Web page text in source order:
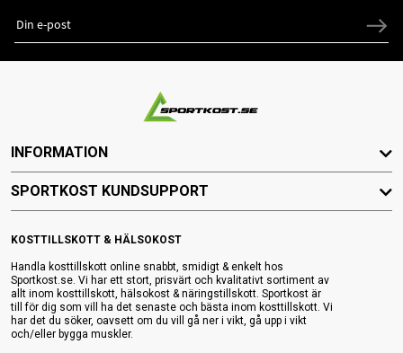
KOSTTILLSKOTT & HÄLSOKOST
Handla kosttillskott online snabbt, smidigt & enkelt hos
Sportkost.se. Vi har ett stort, prisvärt och kvalitativt sortiment av
allt inom kosttillskott, hälsokost & näringstillskott. Sportkost är
till för dig som vill ha det senaste och bästa inom kosttillskott. Vi
har det du söker, oavsett om du vill gå ner i vikt, gå upp i vikt
och/eller bygga muskler.
INFORMATION
SPORTKOST KUNDSUPPORT